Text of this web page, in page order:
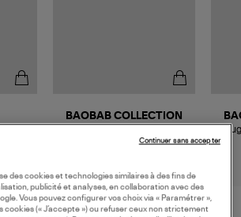
132,00 €
BAOBAB COLLECTION
Platinum
des cookies et technologies similaires à des fins de
publicité et analyses, en collaboration avec des
Vous pouvez configurer vos choix via « Paramétrer »,
cookies (« J’accepte ») ou refuser ceux non strictement
Continuer sans accepter